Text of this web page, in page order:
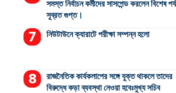
সমস্ত নির্বাচন কর্মীদের সাসপেন্ড করলেন বিশেষ
সুব্রত গুপ্ত।
নিউটাউনে ক্যারাটে পরীক্ষা সম্পন্ন হলো
রাজনৈতিক কার্যকলাপের সঙ্গে যুক্ত থাকলে তাদের
বিরুদ্ধে কড়া ব্যবস্থা নেওয়া হবেঃমুখ্য সচিব